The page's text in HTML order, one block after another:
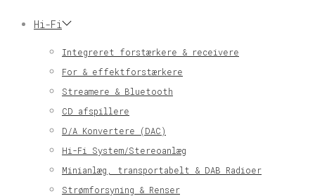
Hi-Fi
Integreret forstærkere & receivere
For & effektforstærkere
Streamere & Bluetooth
CD afspillere
D/A Konvertere (DAC)
Hi-Fi System/Stereoanlæg
Minianlæg, transportabelt & DAB Radioer
Strømforsyning & Renser